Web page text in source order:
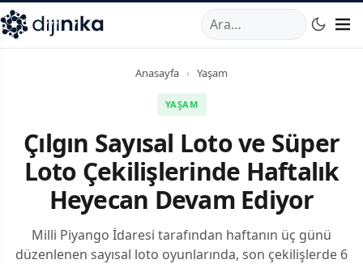
,Marmara Mahallesi,Beylikdüzü34520TRTelefon:0850
Anasayfa › Yaşam
YAŞAM
Çılgın Sayısal Loto ve Süper
Loto Çekilişlerinde Haftalık
Heyecan Devam Ediyor
Milli Piyango İdaresi tarafından haftanın üç günü
düzenlenen sayısal loto oyunlarında, son çekilişlerde 6